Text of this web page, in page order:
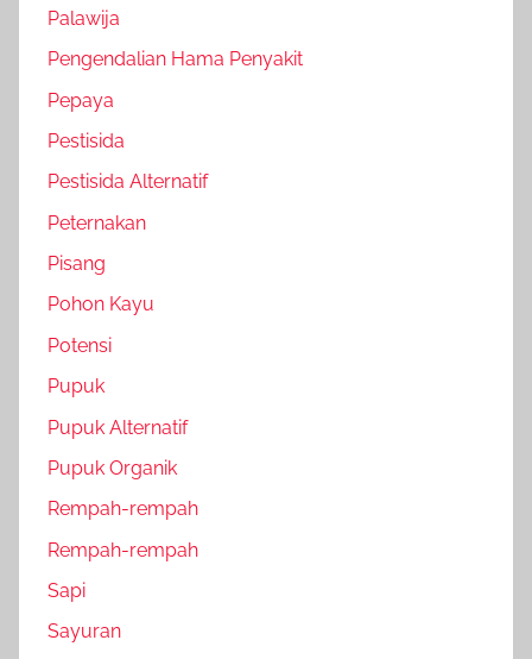
Palawija
Pengendalian Hama Penyakit
Pepaya
Pestisida
Pestisida Alternatif
Peternakan
Pisang
Pohon Kayu
Potensi
Pupuk
Pupuk Alternatif
Pupuk Organik
Rempah-rempah
Rempah-rempah
Sapi
Sayuran